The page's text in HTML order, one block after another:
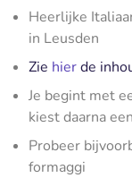
Heerlijke
in Leusden
Zie hierde
Je begint met
kiest daarna
Probeer
formaggi